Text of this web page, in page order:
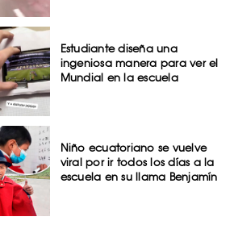
Estudiante diseña una
ingeniosa manera para ver el
Mundial en la escuela
Niño ecuatoriano se vuelve
viral por ir todos los días a la
escuela en su llama Benjamín